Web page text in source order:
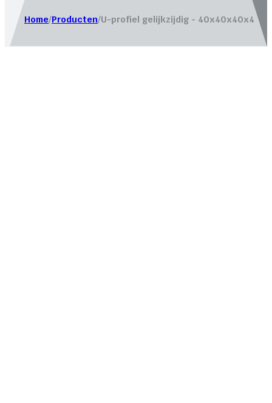
Home/Producten/U-profiel gelijkzijdig - 40x40x40x4